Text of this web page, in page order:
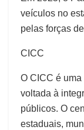
veículos no
pelas forças
CICC
O CICC é
voltada à
públicos. O
estaduais,